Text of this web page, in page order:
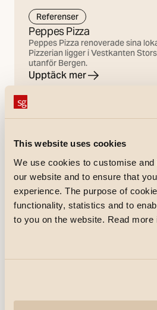
This website uses cookies
We use cookies to customise
our website and to ensure that
experience. The purpose of
functionality, statistics and to
to you on the website. Read more
Referenser
Peppes Pizza
Peppes Pizza renoverade sina
Pizzerian ligger i Vestkanten
utanför Bergen.
Upptäck mer
Netto Skallebølle